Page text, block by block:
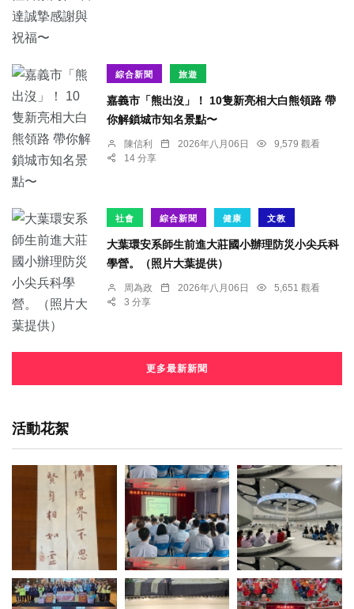
綜合新聞 旅遊
嘉義市「熊出沒」！ 10隻新亮相大白熊領路 帶
你解鎖城市知名景點〜
陳信利 2026年八月06日
9,579 觀看
14 分享
社會 綜合新聞 健康 文教
大葉環安系師生前進大莊國小辦理防災小尖兵科
學營。（照片大葉提供）
周為政 2026年八月06日
5,651 觀看
3 分享
更多最新新聞
活動花絮